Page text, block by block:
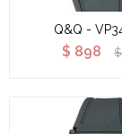
Q&Q -
$ 898 $